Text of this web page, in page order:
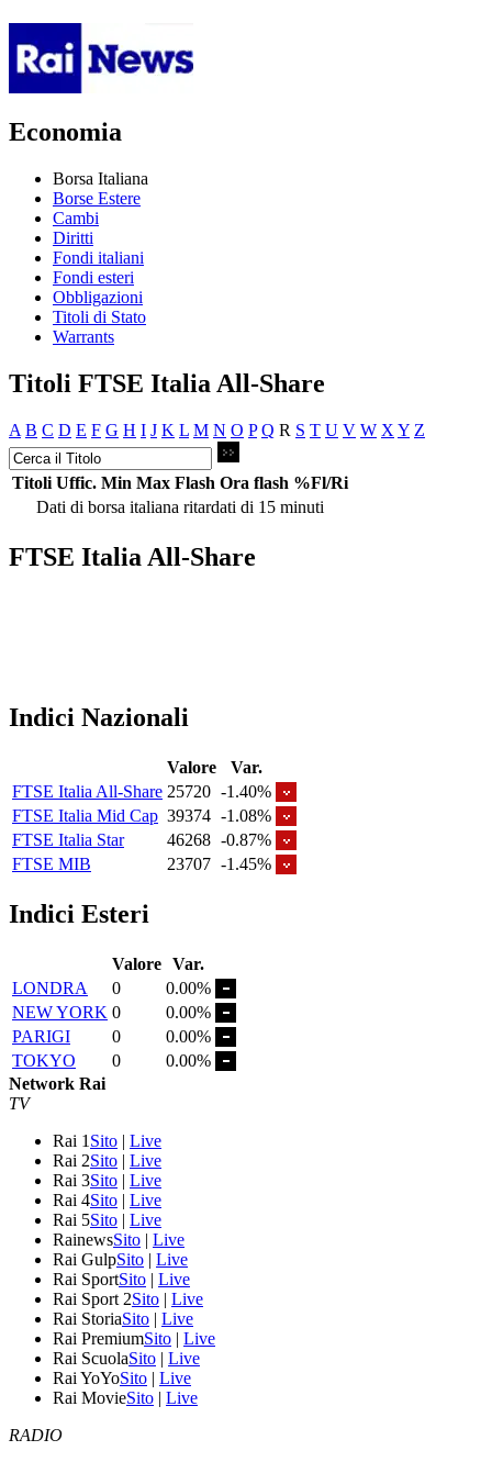
Economia
Borsa Italiana
Borse Estere
Cambi
Diritti
Fondi italiani
Fondi esteri
Obbligazioni
Titoli di Stato
Warrants
Titoli FTSE Italia All-Share
A B C D E F G H I J K L M N O P Q R S T U V W X Y Z
Titoli Uffic. Min Max Flash Ora flash %Fl/Ri
Dati di borsa italiana ritardati di 15 minuti
FTSE Italia All-Share
Indici Nazionali
Valore
Var.
FTSE Italia All-Share 25720 -1.40%
FTSE Italia Mid Cap 39374 -1.08%
FTSE Italia Star
46268 -0.87%
FTSE MIB
23707 -1.45%
Indici Esteri
Valore Var.
LONDRA
0
0.00%
NEW YORK 0
0.00%
PARIGI
0
0.00%
TOKYO
0
0.00%
Network Rai
TV
Rai 1 Sito | Live
Rai 2Sito | Live
Rai 3Sito | Live
Rai 4Sito | Live
Rai 5Sito | Live
RainewsSito | Live
Rai GulpSito | Live
Rai SportSito | Live
Rai Sport 2Sito | Live
Rai StoriaSito | Live
Rai PremiumSito | Live
Rai ScuolaSito | Live
Rai YoYoSito | Live
Rai MovieSito | Live
RADIO